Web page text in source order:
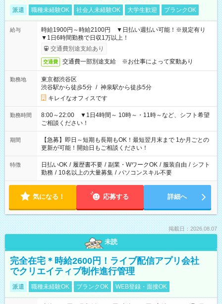
派遣 職種未経験OK 社会人未経験OK 大学生歓迎 ブランクOK
給与
時給1900円～時給2100円 ▼日払い週払い可能！※規定有り
▼1日6時間勤務で日収1万以上！
交通費別途支給あり
交通費 交通費一部別途支給 ※お仕事によって変動あり
勤務地
東京都渋谷区
渋谷駅から徒歩5分 / 神泉駅から徒歩5分
キレイなオフィスです
勤務時間
8:00～22:00 ▼1日4時間～ 10時～・11時～など、シフト希望
ご相談ください！
期間
【急募】即日～短期も長期もOK！最短翌月末まで 1か月ごとの
更新が可能！開始日もご相談ください！
特徴 日払いOK / 履歴書不要 / 副業・WワークOK / 服装自由 / シフト
勤務 / 10名以上の大量募集 / パソコンスキル不要
気になる！ 応募する 詳細へ
掲載日：2026.08.07
未読
完全在宅＊時給2600円！ライブ配信アプリ会社
でクリエイティブ制作進行管理
派遣 職種未経験OK ブランクOK WEB登録・面接OK